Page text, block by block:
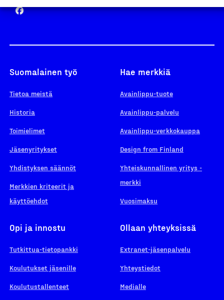
Suomalainen työ
Tietoa meistä
Historia
Toimielimet
Jäsenyritykset
Yhdistyksen säännöt
Merkkien kriteerit ja
käyttöehdot
Hae merkkiä
Avainlippu-tuote
Avainlippu-palvelu
Avainlippu-verkkokauppa
Design from Finland
Yhteiskunnallinen yritys -
merkki
Vuosimaksu
Opi ja innostu
Tutkittua-tietopankki
Koulutukset jäsenille
Koulutustallenteet
Ollaan yhteyksissä
Extranet-jäsenpalvelu
Yhteystiedot
Medialle